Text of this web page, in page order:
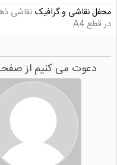
محفل نقاشی و گرافیک نقاشی
در قطع A4
دعوت می کنیم از